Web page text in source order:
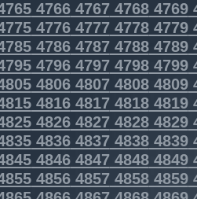
4766476747684769
4776477747784779
4786478747884789
4796479747984799
4806480748084809
4816481748184819
4826482748284829
4836483748384839
4846484748484849
4856485748584859